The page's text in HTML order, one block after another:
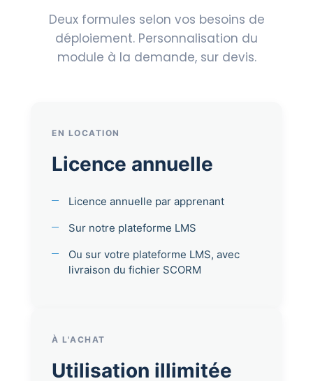
Deux formules selon vos besoins de
déploiement. Personnalisation du
module à la demande, sur devis.
EN LOCATION
Licence annuelle
Licence annuelle par apprenant
Sur notre plateforme LMS
Ou sur votre plateforme LMS, avec
livraison du fichier SCORM
À L'ACHAT
Utilisation illimitée